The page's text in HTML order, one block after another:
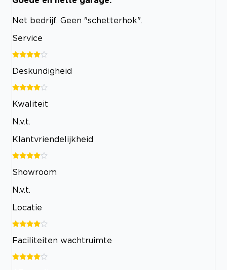
Net bedrijf. Geen "schetterhok".
Service
Deskundigheid
Kwaliteit
N.v.t.
Klantvriendelijkheid
Showroom
N.v.t.
Locatie
Faciliteiten wachtruimte